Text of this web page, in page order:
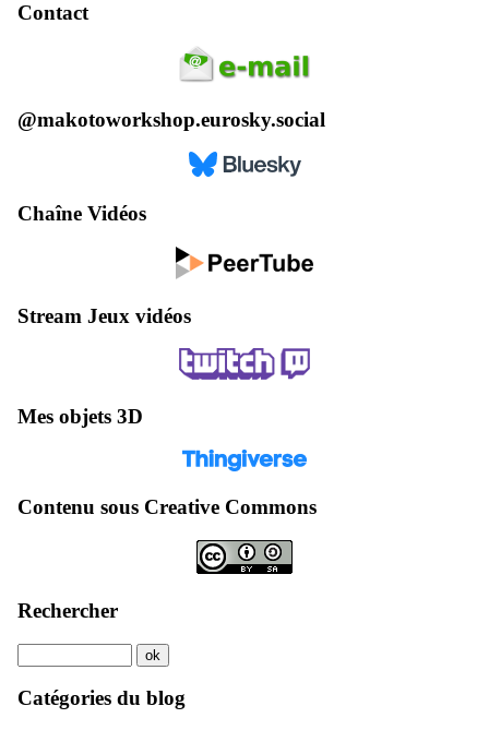
Contact
@makotoworkshop.eurosky.social
Chaîne Vidéos
Stream Jeux vidéos
Mes objets 3D
Contenu sous Creative Commons
Rechercher
Catégories du blog